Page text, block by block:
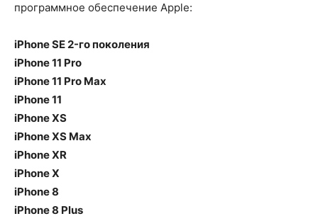
программное обеспечение Apple:
iPhone SE 2-го поколения
iPhone 11 Pro
iPhone 11 Pro Max
iPhone 11
iPhone XS
iPhone XS Max
iPhone XR
iPhone X
iPhone 8
iPhone 8 Plus